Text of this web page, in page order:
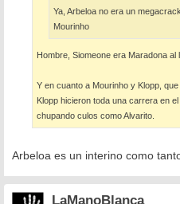
Ya, Arbeloa no era un
Mourinho
Hombre, Siomeone era Maradona al
Y en cuanto a Mourinho y Klopp,
Klopp hicieron toda una carrera en
chupando culos como Alvarito.
Arbeloa es un interino como
LaManoBlanca